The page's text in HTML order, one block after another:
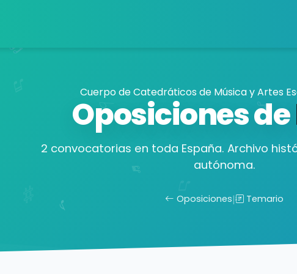
Cuerpo de Catedráticos de Música y Artes
Oposiciones de
2 convocatorias en toda España. Archivo
autónoma.
Oposiciones| Temario